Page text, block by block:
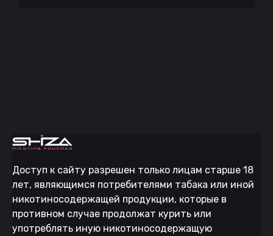
Доступ к сайту разрешен только лицам старше 18
лет, являющимся потребителями табака или иной
никотиносодержащей продукции, которые в
противном случае продолжат курить или
употреблять иную никотиносодержащую